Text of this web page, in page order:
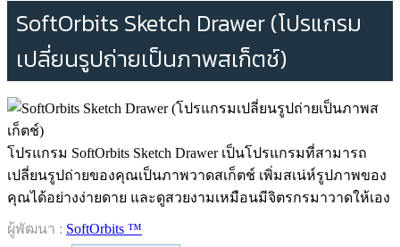
SoftOrbits Sketch Drawer (โปรแกรม
เปลี่ยนรูปถ่ายเป็นภาพสเก็ตช์)
โปรแกรม SoftOrbits Sketch Drawer เป็นโปรแกรมที่สามารถ
เปลี่ยนรูปถ่ายของคุณเป็นภาพวาดสเก็ตช์ เพิ่มสเน่ห์รูปภาพของ
คุณได้อย่างง่ายดาย และดูสวยงามเหมือนมีจิตรกรมาวาดให้เอง
ผู้พัฒนา : SoftOrbits ™